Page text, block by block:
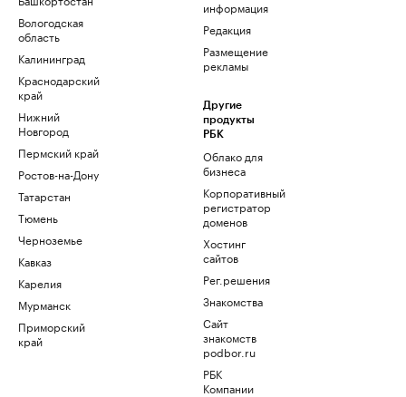
Вологодская
область
Калининград
Краснодарский
край
Нижний
Новгород
Пермский край
Ростов-на-Дону
Татарстан
Тюмень
Черноземье
Кавказ
Карелия
Мурманск
Приморский
край
информация
Редакция
Размещение
рекламы
Другие
продукты
РБК
Облако для
бизнеса
Корпоративный
регистратор
доменов
Хостинг
сайтов
Рег.решения
Знакомства
Сайт
знакомств
podbor.ru
РБК
Компании